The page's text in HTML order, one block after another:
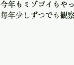
今年もミゾゴイもや
毎年少しずつでも 観